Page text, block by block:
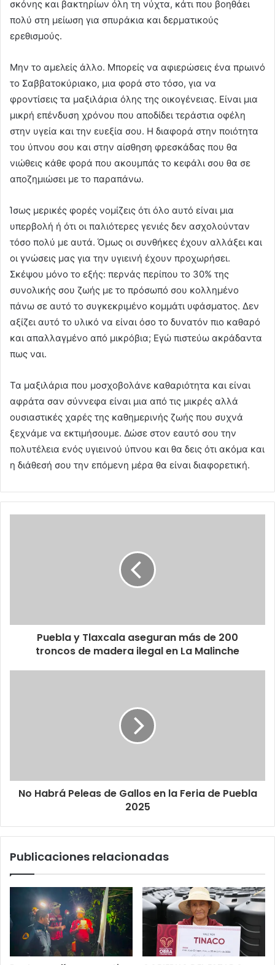
σκόνης και βακτηρίων όλη τη νύχτα, κάτι που βοηθάει
πολύ στη μείωση για σπυράκια και δερματικούς
ερεθισμούς.
Μην το αμελείς άλλο. Μπορείς να αφιερώσεις ένα πρωινό
το Σαββατοκύριακο, μια φορά στο τόσο, για να
φροντίσεις τα μαξιλάρια όλης της οικογένειας. Είναι μια
μικρή επένδυση χρόνου που αποδίδει τεράστια οφέλη
στην υγεία και την ευεξία σου. Η διαφορά στην ποιότητα
του ύπνου σου και στην αίσθηση φρεσκάδας που θα
νιώθεις κάθε φορά που ακουμπάς το κεφάλι σου θα σε
αποζημιώσει με το παραπάνω.
Ίσως μερικές φορές νομίζεις ότι όλο αυτό είναι μια
υπερβολή ή ότι οι παλιότερες γενιές δεν ασχολούνταν
τόσο πολύ με αυτά. Όμως οι συνθήκες έχουν αλλάξει και
οι γνώσεις μας για την υγιεινή έχουν προχωρήσει.
Σκέψου μόνο το εξής: περνάς περίπου το 30% της
συνολικής σου ζωής με το πρόσωπό σου κολλημένο
πάνω σε αυτό το συγκεκριμένο κομμάτι υφάσματος. Δεν
αξίζει αυτό το υλικό να είναι όσο το δυνατόν πιο καθαρό
και απαλλαγμένο από μικρόβια; Εγώ πιστεύω ακράδαντα
πως ναι.
Τα μαξιλάρια που μοσχοβολάνε καθαριότητα και είναι
αφράτα σαν σύννεφα είναι μια από τις μικρές αλλά
ουσιαστικές χαρές της καθημερινής ζωής που συχνά
ξεχνάμε να εκτιμήσουμε. Δώσε στον εαυτό σου την
πολυτέλεια ενός υγιεινού ύπνου και θα δεις ότι ακόμα και
η διάθεσή σου την επόμενη μέρα θα είναι διαφορετική.
Puebla y Tlaxcala aseguran más de 200
troncos de madera ilegal en La Malinche
No Habrá Peleas de Gallos en la Feria de Puebla
2025
Publicaciones relacionadas